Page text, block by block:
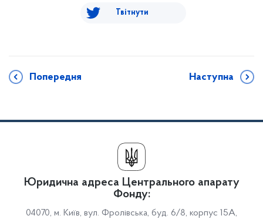
Твітнути
Попередня Наступна
Юридична адреса Центрального апарату
Фонду:
04070, м. Київ, вул. Фролівська, буд. 6/8, корпус 15А,